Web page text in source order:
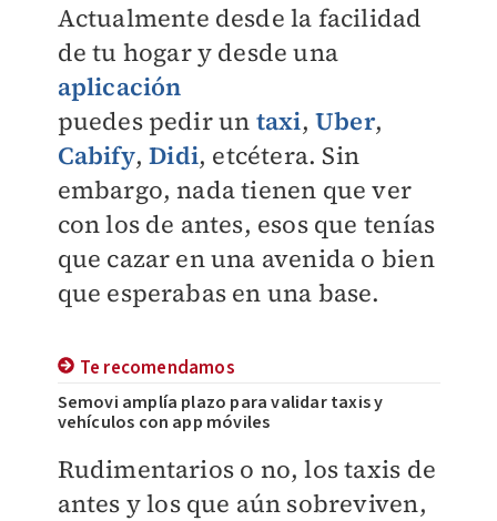
Actualmente desde la facilidad
de tu hogar y desde una
aplicación
puedes pedir un taxi, Uber,
Cabify,Didi, etcétera. Sin
embargo, nada tienen que ver
con los de antes, esos que tenías
que cazar en una avenida o bien
que esperabas en una base.
Te recomendamos
Semovi amplía plazo para validar taxis y
vehículos con app móviles
Rudimentarios o no, los taxis de
antes y los que aún sobreviven,